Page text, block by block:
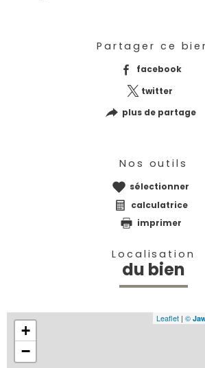
Partager ce
facebook
twitter
plus de partage
Nos outils
sélectionner
calculatrice
imprimer
Localisation
du bien
+
−
Leaflet | ©